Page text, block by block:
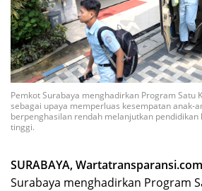
Pemkot Surabaya menghadirkan Program Satu
sebagai upaya memperluas kesempatan anak-
berpenghasilan rendah melanjutkan
tinggi.
SURABAYA,
Surabaya menghadirkan Program